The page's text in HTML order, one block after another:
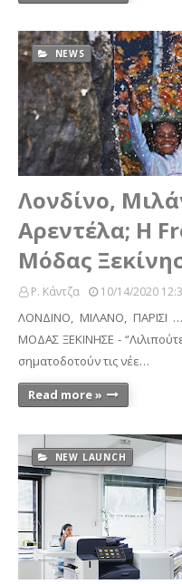
NEWS
Λονδίνο,
Αρεντέλα; Η
Μόδας
Ρ. Κάντζα 10/14/2020
ΛΟΝΔΙΝΟ, ΜΙΛΑΝΟ, ΠΑΡΙΣΙ
ΜΟΔΑΣ ΞΕΚΙΝΗΣΕ -
σηματοδοτούν τις νέε…
Read more »
NEW LAUNCH